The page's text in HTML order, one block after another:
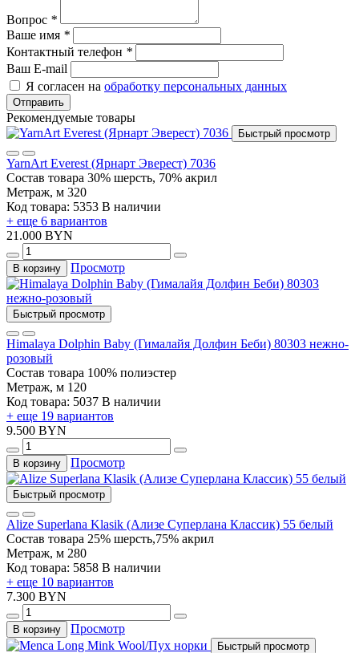
Вопрос *
Ваше имя *
Контактный телефон *
Ваш E-mail
Я согласен на обработку персональных данных
Отправить
Рекомендуемые товары
Быстрый просмотр
YarnArt Everest (Ярнарт Эверест) 7036
Состав товара 30% шерсть, 70% акрил
Метраж, м 320
Код товара: 5353 В наличии
+ еще 6 вариантов
21.000 BYN
В корзину Просмотр
Быстрый просмотр
Himalaya Dolphin Baby (Гималайя Долфин Беби) 80303 нежно-
розовый
Состав товара 100% полиэстер
Метраж, м 120
Код товара: 5037 В наличии
+ еще 19 вариантов
9.500 BYN
В корзину Просмотр
Быстрый просмотр
Alize Superlana Klasik (Ализе Суперлана Классик) 55 белый
Состав товара 25% шерсть,75% акрил
Метраж, м 280
Код товара: 5858 В наличии
+ еще 10 вариантов
7.300 BYN
В корзину Просмотр
Быстрый просмотр